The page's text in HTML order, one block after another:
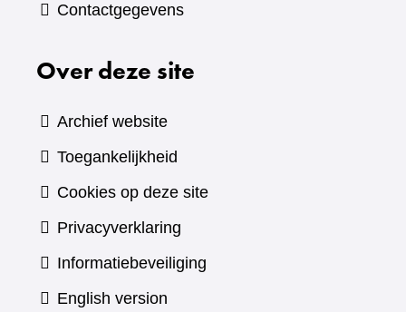
Contactgegevens
Over deze site
Archief website
Toegankelijkheid
Cookies op deze site
Privacyverklaring
Informatiebeveiliging
English version